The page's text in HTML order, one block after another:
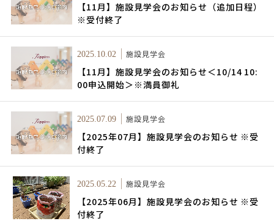
【11月】施設見学会のお知らせ（追加日程）
※受付終了
2025.10.02 施設見学会
【11月】施設見学会のお知らせ＜10/14 10:
00申込開始＞※満員御礼
2025.07.09 施設見学会
【2025年07月】施設見学会のお知らせ ※受
付終了
2025.05.22 施設見学会
【2025年06月】施設見学会のお知らせ ※受
付終了